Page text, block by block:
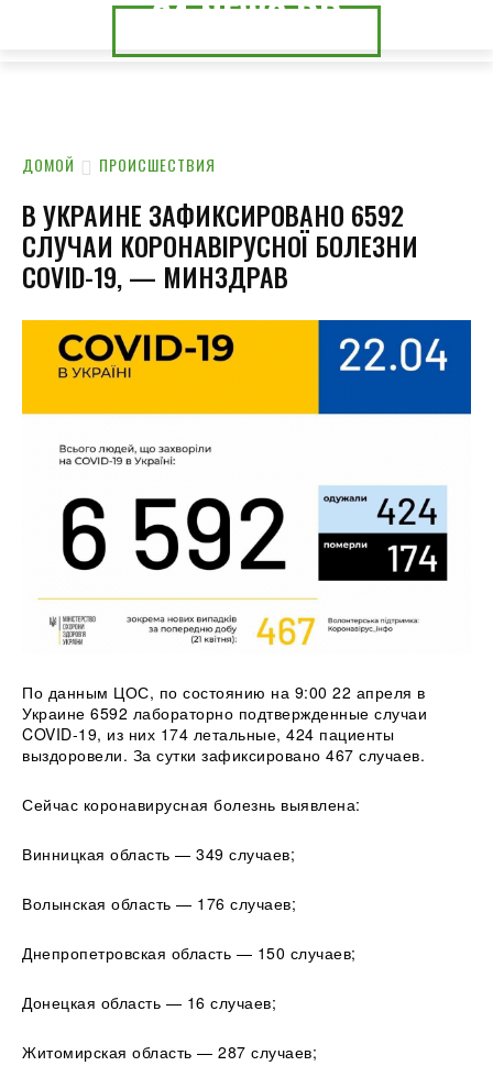
24.NEWS.CK
24.NEWS.DP
ДОМОЙ ПРОИСШЕСТВИЯ
В УКРАИНЕ ЗАФИКСИРОВАНО 6592
СЛУЧАИ КОРОНАВІРУСНОЇ БОЛЕЗНИ
COVID-19, — МИНЗДРАВ
По данным ЦОС, по состоянию на 9:00 22 апреля в
Украине 6592 лабораторно подтвержденные случаи
COVID-19, из них 174 летальные, 424 пациенты
выздоровели. За сутки зафиксировано 467 случаев.
Сейчас коронавирусная болезнь выявлена:
Винницкая область — 349 случаев;
Волынская область — 176 случаев;
Днепропетровская область — 150 случаев;
Донецкая область — 16 случаев;
Житомирская область — 287 случаев;